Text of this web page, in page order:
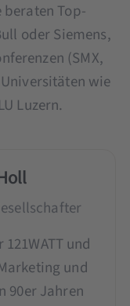
Top-
oder Siemens,
(SMX,
wie
Luzern.
und
und
90er Jahren